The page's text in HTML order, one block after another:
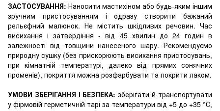
ЗАСТОСУВАННЯ: Наносити мастихіном або будь-яким іншим
зручним пристосуванням і одразу створити бажаний
рельєфний малюнок. Не містить шкідливих речовин. Час
висихання і затвердіння - від 45 хвилин до 24 годин в
залежності від товщини нанесеного шару. Рекомендуємо
природну сушку (без прискорюють висихання пристосувань,
при кімнатній температурі, далеко від прямих сонячних
променів), покриття можна розфарбувати та покрити лаком.
УМОВИ ЗБЕРІГАННЯ І БЕЗПЕКА: зберігати й транспортувати
у фірмовій герметичній тарі за температури від +5 до +35 °С,